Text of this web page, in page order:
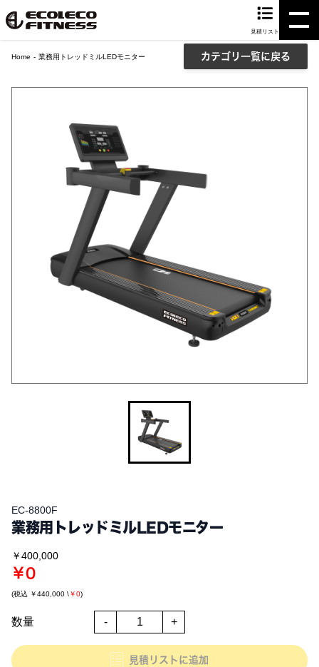
見積リスト
Home 業務用トレッドミルLEDモニター カテゴリ一覧に戻る
EC-8800F
業務用トレッドミルLEDモニター
￥400,000
￥0
(税込 ￥440,000 \￥0)
数量 - +
見積リストに追加